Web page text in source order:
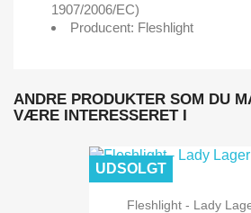
1907/2006/EC)
Producent: Fleshlight
ANDRE PRODUKTER SOM DU
VÆRE INTERESSERET I
Fleshlight - Lady
UDSOLGT